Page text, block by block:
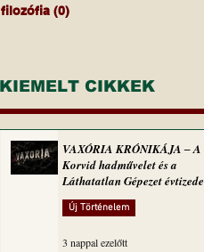
filozófia (0)
KIEMELT CIKKEK
VAXÓRIA KRÓNIKÁJA ‒ A
Korvid hadművelet és a
Láthatatlan Gépezet évtizede
Új Történelem
3 nappal ezelőtt